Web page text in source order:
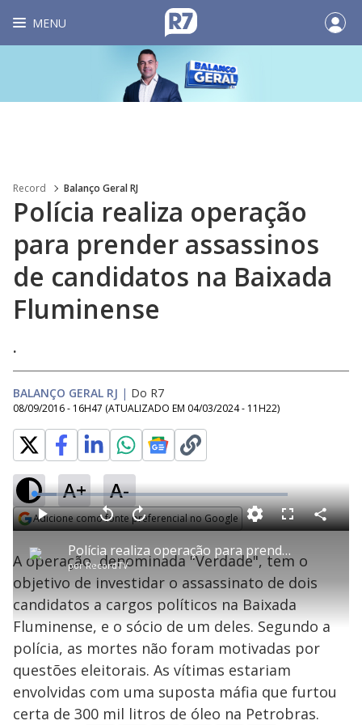
MENU
Record Balanço Geral RJ
Polícia realiza operação
para prender assassinos
de candidatos na Baixada
Fluminense
.
BALANÇO GERAL RJ | Do R7
08/09/2016 - 16H47 (ATUALIZADO EM 04/03/2024 - 11H22)
A+ A-
Adicione como fonte preferencial no Google
P
l
a
y
Polícia realiza operação para prender assassinos de candidatos na Baixada Fluminense
porRecordTV
P V
a
r
0
e
g
n
d
s
A
a
n
ç
a
1
s
e
u
n
o
M
u
L
o
a
d
e
.
8
1
%
F
l
s
c
e
n
C
o
A operação, denominada "Verdade", tem o
objetivo de investidar o assassinato de dois
candidatos a cargos políticos na Baixada
Fluminense, e o sócio de um deles. Segundo a
polícia, as mortes não foram motivadas por
questões eleitorais. As vítimas estariam
envolvidas com uma suposta máfia que furtou
certa de 300 mil litros de óleo na Petrobras.